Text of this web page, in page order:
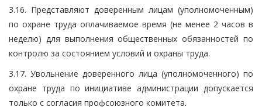
3.16. Представляют доверенным лицам (уполномоченным)
по охране труда оплачиваемое время (не менее 2 часов в
неделю) для выполнения общественных обязанностей по
контролю за состоянием условий и охраны труда.
3.17. Увольнение доверенного лица (уполномоченного) по
охране труда по инициативе администрации допускается
только с согласия профсоюзного комитета.